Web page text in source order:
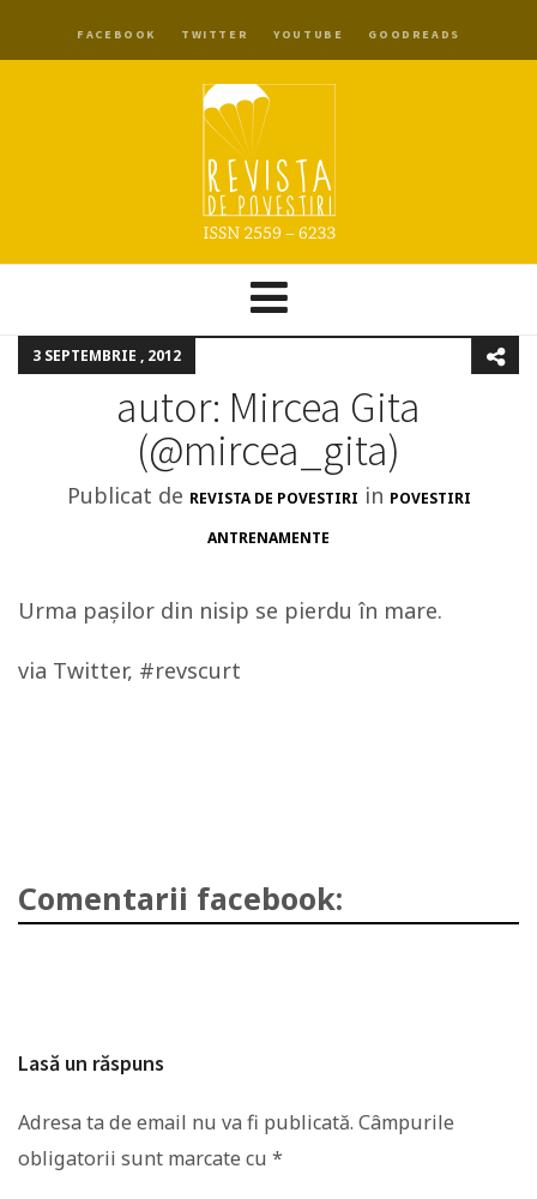
FACEBOOK TWITTER YOUTUBE GOODREADS
3 SEPTEMBRIE , 2012
autor: Mircea Gita
(@mircea_gita)
Publicat de REVISTA DE POVESTIRI in POVESTIRI
ANTRENAMENTE
Urma paşilor din nisip se pierdu în mare.
via Twitter, #revscurt
Comentarii facebook:
Lasă un răspuns
Adresa ta de email nu va fi publicată. Câmpurile
obligatorii sunt marcate cu *